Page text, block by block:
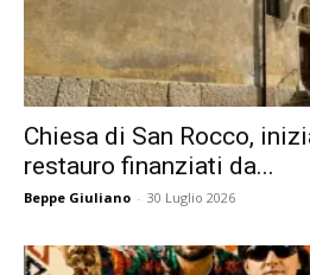
Chiesa di San Rocco,
restauro finanziati da...
Beppe Giuliano - 30 Luglio 2026